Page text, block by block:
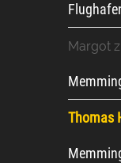
Margot
Thomas